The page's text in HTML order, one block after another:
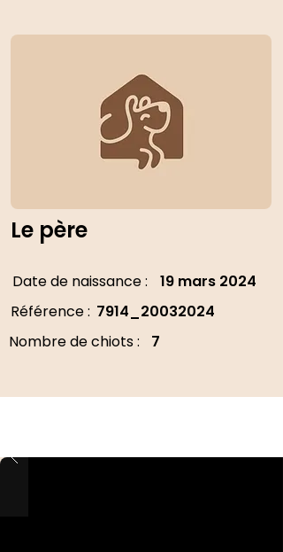
Le père
Date de naissance :
19 mars 2024
Référence : 7914_20032024
Nombre de chiots :
7